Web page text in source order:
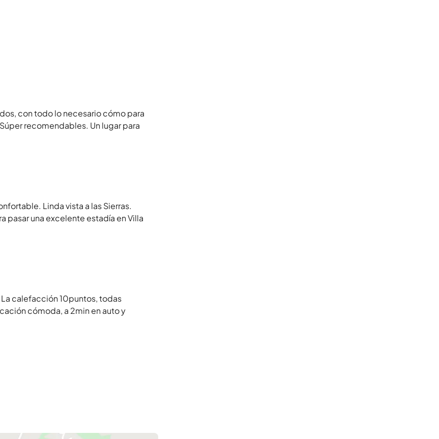
con todo lo necesario cómo para
recomendables. Un lugar para
Linda vista a las Sierras.
pasar una excelente estadía en Villa
calefacción 10puntos, todas
cómoda, a 2min en auto y